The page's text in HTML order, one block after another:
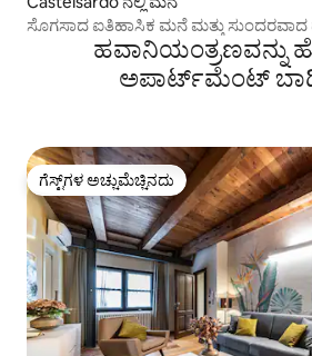
ಸೊಗಸಾದ ಐತಿಹಾಸಿಕ ಮನೆ ಮತ್ತು
ಹವಾನಿಯಂತ್ರಣವನ್ನು
ಅಪಾರ್ಟ್‌ಮೆಂಟ್‌
ಗೆಸ್ಟ್‌ಗಳ ಅಚ್ಚುಮೆಚ್ಚಿನದು
ಗೆಸ್ಟ್‌ಗಳ ಅಚ್ಚುಮೆಚ್ಚಿನದು